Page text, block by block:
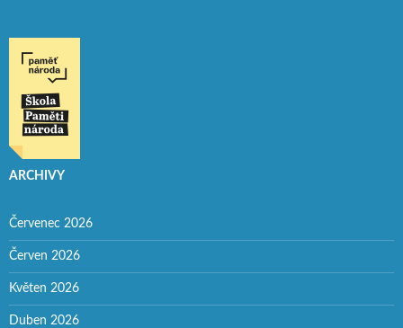
ARCHIVY
Červenec 2026
Červen 2026
Květen 2026
Duben 2026